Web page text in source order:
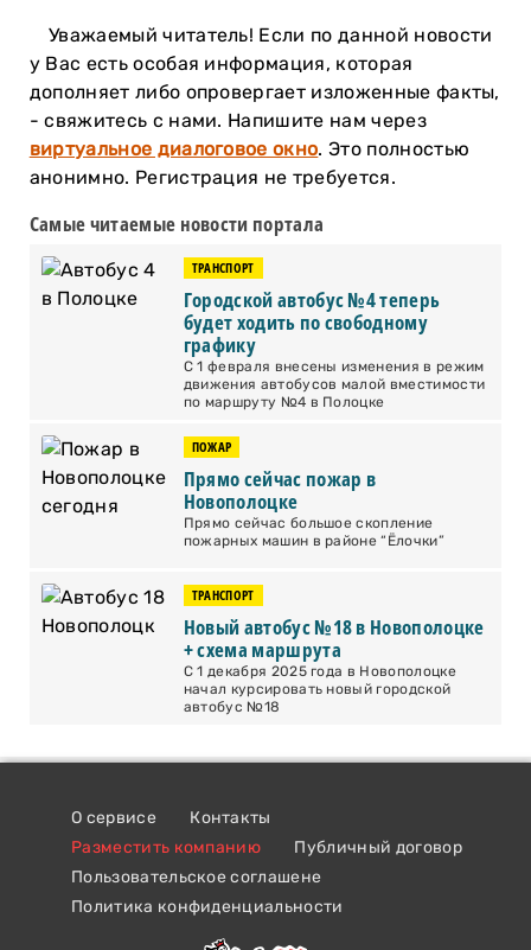
Уважаемый читатель! Если по данной новости
у Вас есть особая информация, которая
дополняет либо опровергает изложенные факты,
- свяжитесь с нами. Напишите нам через
виртуальное диалоговое окно. Это полностью
анонимно. Регистрация не требуется.
Самые читаемые новости портала
ТРАНСПОРТ
Городской автобус №4 теперь
будет ходить по свободному
графику
С 1 февраля внесены изменения в режим
движения автобусов малой вместимости
по маршруту №4 в Полоцке
ПОЖАР
Прямо сейчас пожар в
Новополоцке
Прямо сейчас большое скопление
пожарных машин в районе “Ёлочки”
ТРАНСПОРТ
Новый автобус №18 в Новополоцке
+ схема маршрута
С 1 декабря 2025 года в Новополоцке
начал курсировать новый городской
автобус №18
О сервисе
Контакты
Разместить компанию
Публичный договор
Пользовательское соглашене
Политика конфиденциальности